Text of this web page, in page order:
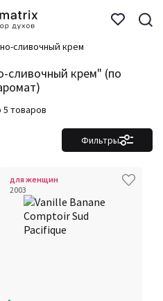
сливочный крем
сливочный крем" (по
товаров
Фильтры
для женщин
2003